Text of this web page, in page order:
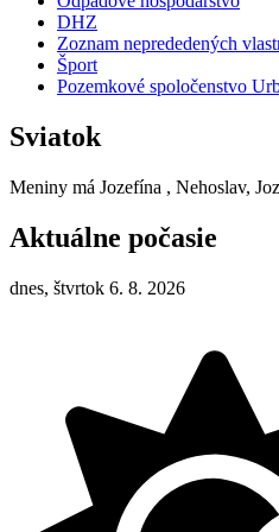
DHZ
Zoznam neprededených
Šport
Pozemkové spoločenstvo
Sviatok
Meniny má Jozefína , Nehoslav,
Aktuálne počasie
dnes, štvrtok 6. 8. 2026